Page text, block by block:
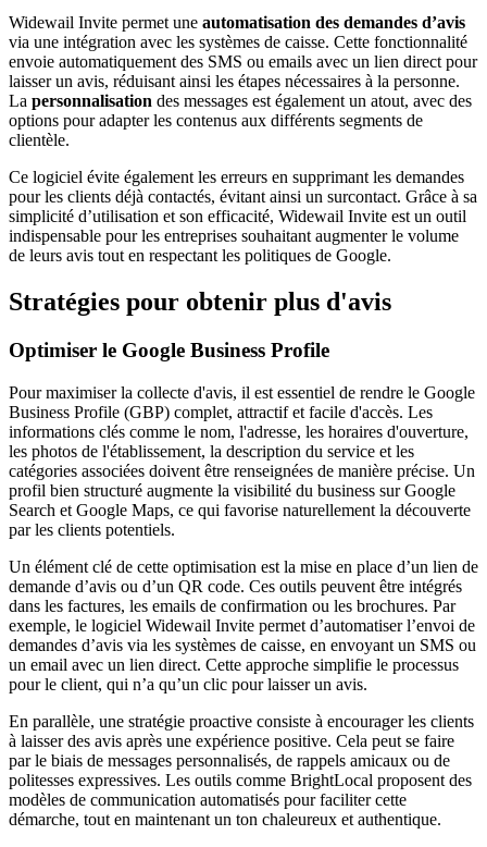
Widewail Invite permet une automatisation des demandes d’avis
via une intégration avec les systèmes de caisse. Cette fonctionnalité
envoie automatiquement des SMS ou emails avec un lien direct pour
laisser un avis, réduisant ainsi les étapes nécessaires à la personne.
La personnalisation des messages est également un atout, avec des
options pour adapter les contenus aux différents segments de
clientèle.
Ce logiciel évite également les erreurs en supprimant les demandes
pour les clients déjà contactés, évitant ainsi un surcontact. Grâce à sa
simplicité d’utilisation et son efficacité, Widewail Invite est un outil
indispensable pour les entreprises souhaitant augmenter le volume
de leurs avis tout en respectant les politiques de Google.
Stratégies pour obtenir plus d'avis
Optimiser le Google Business Profile
Pour maximiser la collecte d'avis, il est essentiel de rendre le Google
Business Profile (GBP) complet, attractif et facile d'accès. Les
informations clés comme le nom, l'adresse, les horaires d'ouverture,
les photos de l'établissement, la description du service et les
catégories associées doivent être renseignées de manière précise. Un
profil bien structuré augmente la visibilité du business sur Google
Search et Google Maps, ce qui favorise naturellement la découverte
par les clients potentiels.
Un élément clé de cette optimisation est la mise en place d’un lien de
demande d’avis ou d’un QR code. Ces outils peuvent être intégrés
dans les factures, les emails de confirmation ou les brochures. Par
exemple, le logiciel Widewail Invite permet d’automatiser l’envoi de
demandes d’avis via les systèmes de caisse, en envoyant un SMS ou
un email avec un lien direct. Cette approche simplifie le processus
pour le client, qui n’a qu’un clic pour laisser un avis.
En parallèle, une stratégie proactive consiste à encourager les clients
à laisser des avis après une expérience positive. Cela peut se faire
par le biais de messages personnalisés, de rappels amicaux ou de
politesses expressives. Les outils comme BrightLocal proposent des
modèles de communication automatisés pour faciliter cette
démarche, tout en maintenant un ton chaleureux et authentique.